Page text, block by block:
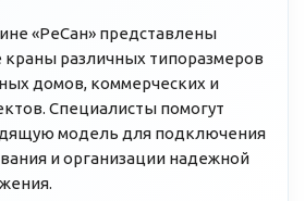
«РеСан» представлены
различных типоразмеров
домов, коммерческих и
Специалисты помогут
модель для подключения
и организации надежной